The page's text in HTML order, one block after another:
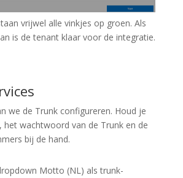
vrijwel alle vinkjes op groen. Als
is de tenant klaar voor de integratie.
we de Trunk configureren. Houd je
het wachtwoord van de Trunk en de
bij de hand.
Motto (NL) als trunk-